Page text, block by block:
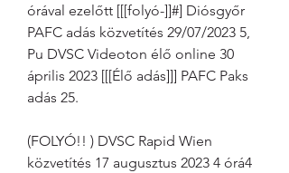
órával ezelőtt [[[folyó-]]#] Diósgyőr
PAFC adás közvetítés 29/07/2023 5,
Pu DVSC Videoton élő online 30
április 2023 [[[Élő adás]]] PAFC Paks
adás 25.
(FOLYÓ!! ) DVSC Rapid Wien
közvetítés 17 augusztus 2023 4 órá4